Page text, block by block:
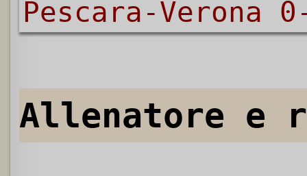
Pescara-Verona
Allenatore e